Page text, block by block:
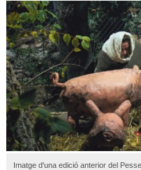
Imatge d'una edició anterior del